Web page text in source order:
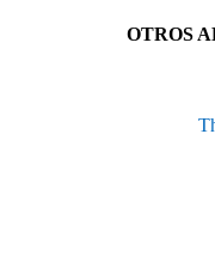
OTROS